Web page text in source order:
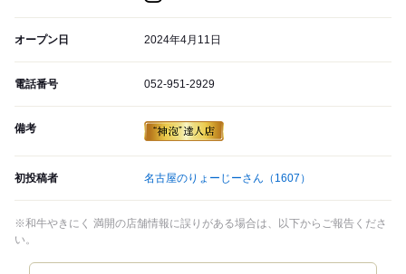
オープン日 2024年4月11日
電話番号 052-951-2929
備考
初投稿者 名古屋のりょーじーさん （1607）
※和牛やきにく 満開の店舗情報に誤りがある場合は、以下からご報告くださ
い。